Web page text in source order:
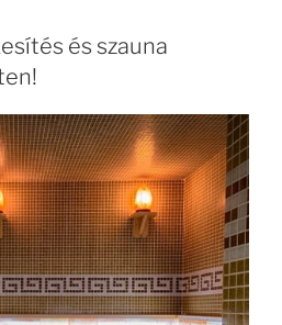
és szauna